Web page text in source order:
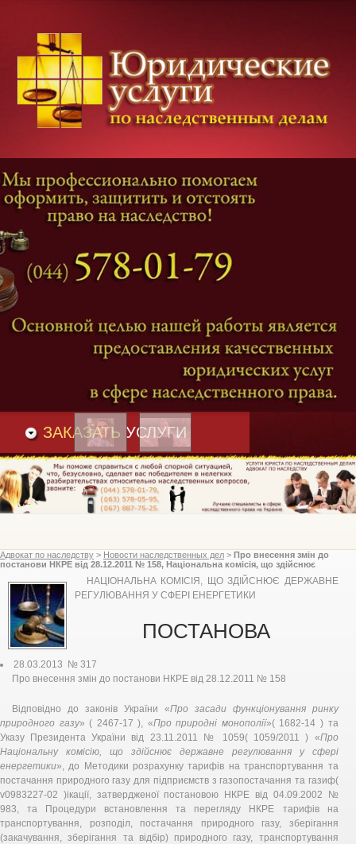
Категории дел
Наследование и Завещание
Оформление наследства
Оспаривание наследства
Адвокат наследственные дела
и Вакансии
ЗАКАЗАТЬ УСЛУГИ
Адвокат по наследству > Новости наследственных дел > Про внесення змін до
постанови НКРЕ від 28.12.2011 № 158, Національна комісія, що здійснює
НАЦІОНАЛЬНА КОМІСІЯ, ЩО ЗДІЙСНЮЄ ДЕРЖАВНЕ
РЕГУЛЮВАННЯ У СФЕРІ ЕНЕРГЕТИКИ
ПОСТАНОВА
28.03.2013 № 317
Про внесення змін до постанови НКРЕ від 28.12.2011 № 158
Відповідно до законів України «Про засади функціонування ринку
природного газу» ( 2467-17 ), «Про природні монополії»( 1682-14 ) та
Указу Президента України від 23.11.2011 № 1059( 1059/2011 ) «Про
Національну комісію, що здійснює державне регулювання у сфері
енергетики», до Методики розрахунку тарифів на транспортування та
постачання природного газу для підприємств з газопостачання та газиф(
v0983227-02 )ікації, затвердженої постановою НКРЕ від 04.09.2002 №
983, та Процедури встановлення та перегляду НКРЕ тарифів на
транспортування, розподіл, постачання природного газу, зберігання
(закачування, зберігання та відбір) природного газу, транспортування